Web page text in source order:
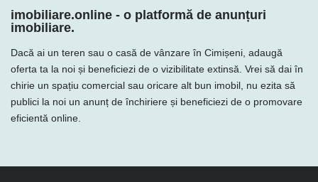
imobiliare.online - o platformă de anunțuri
imobiliare.
Dacă ai un teren sau o casă de vânzare în Cimișeni, adaugă
oferta ta la noi și beneficiezi de o vizibilitate extinsă. Vrei să dai în
chirie un spațiu comercial sau oricare alt bun imobil, nu ezita să
publici la noi un anunț de închiriere și beneficiezi de o promovare
eficientă online.